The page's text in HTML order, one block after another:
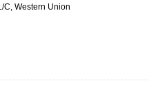
C, Western Union